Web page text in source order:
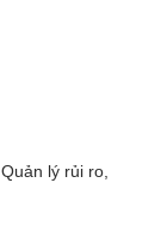
lý rủi ro,